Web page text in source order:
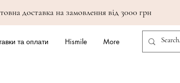
доставка на замовлення від 3000 грн
та оплати Hismile More